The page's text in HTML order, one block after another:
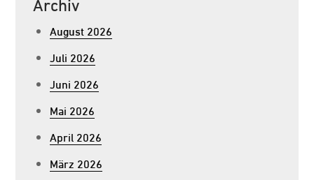
August 2026
Juli 2026
Juni 2026
Mai 2026
April 2026
März 2026